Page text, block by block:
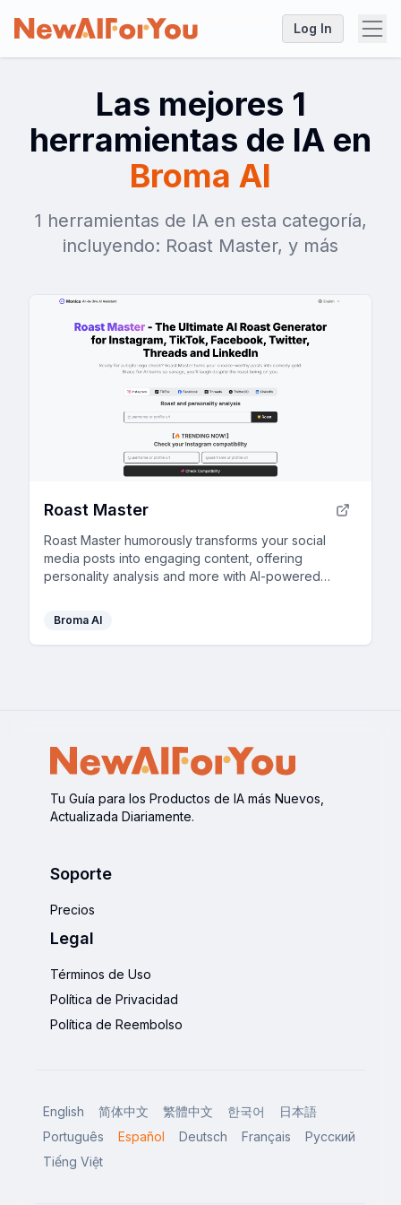
Log In
Las mejores 1
herramientas de IA en
Broma AI
1 herramientas de IA en esta categoría,
incluyendo: Roast Master, y más
Roast Master
Roast Master humorously transforms your social
media posts into engaging content, offering
personality analysis and more with AI-powered
Broma AI
Tu Guía para los Productos de IA más Nuevos,
Actualizada Diariamente.
Soporte
Precios
Legal
Términos de Uso
Política de Privacidad
Política de Reembolso
English 简体中文 繁體中文 한국어
日本語
Português
Español Deutsch Français
Русский
Tiếng Việt